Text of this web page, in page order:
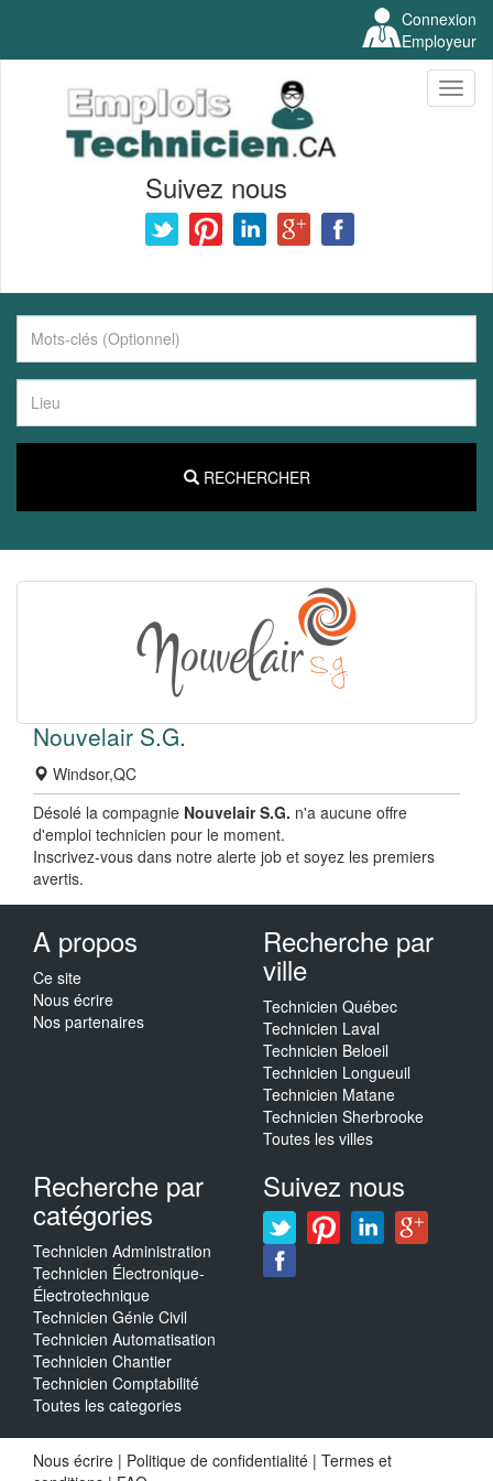
Connexion
Employeur
Suivez nous
RECHERCHER
Nouvelair S.G.
Windsor,QC
Désolé la compagnie Nouvelair S.G. n'a aucune offre
d'emploi technicien pour le moment.
Inscrivez-vous dans notre alerte job et soyez les premiers
avertis.
A propos
Ce site
Nous écrire
Nos partenaires
Recherche par
ville
Technicien Québec
Technicien Laval
Technicien Beloeil
Technicien Longueuil
Technicien Matane
Technicien Sherbrooke
Toutes les villes
Recherche par
catégories
Technicien Administration
Technicien Électronique-
Électrotechnique
Technicien Génie Civil
Technicien Automatisation
Technicien Chantier
Technicien Comptabilité
Toutes les categories
Suivez nous
Nous écrire | Politique de confidentialité | Termes et